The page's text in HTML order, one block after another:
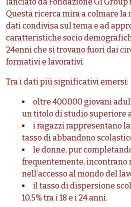
lanciato da Fondazione Gi
Questa ricerca mira a colmare la
dati condivisa sul tema e ad
caratteristiche socio
24enni che si trovano fuori dai
formativi e lavorativi.
Tra i dati più significativi emersi:
oltre 400.000 giovani
un titolo di studio superiore
i ragazzi rappresentano
tasso di abbandono
le donne, pur
frequentemente,
nell’accesso al mondo del
il tasso di dispersione
10,5% tra i 18 e i 24 anni.